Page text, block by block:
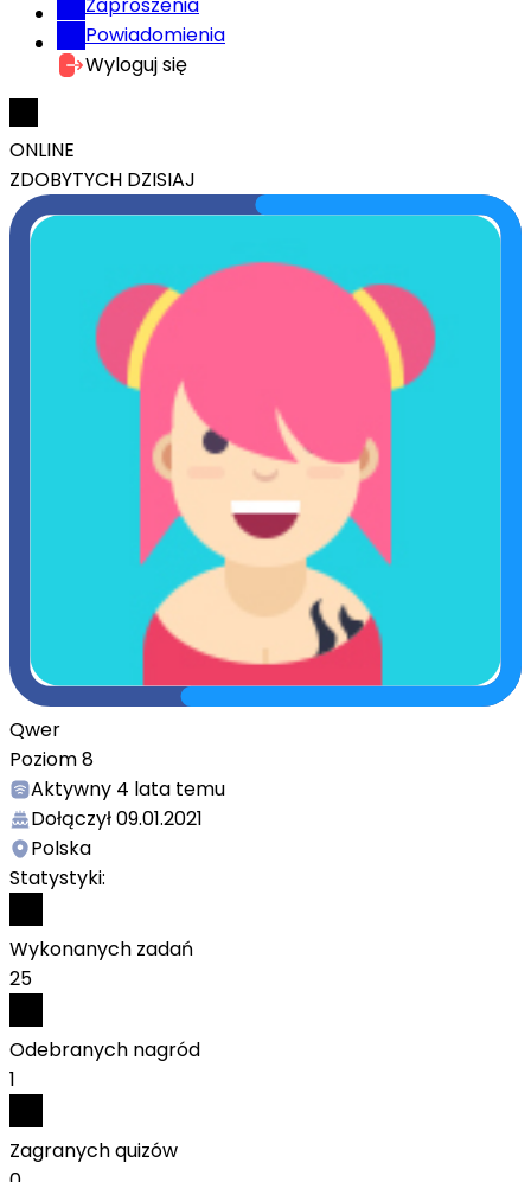
Powiadomienia
Wyloguj się
ONLINE
ZDOBYTYCH DZISIAJ
Qwer
Poziom8
Aktywny 4 lata temu
Dołączył09.01.2021
Polska
Statystyki:
Wykonanych zadań
25
Odebranych nagród
1
Zagranych quizów